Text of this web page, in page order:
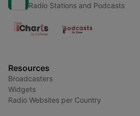
Radio Stations and Podcasts
Resources
Broadcasters
Widgets
Radio Websites per Country